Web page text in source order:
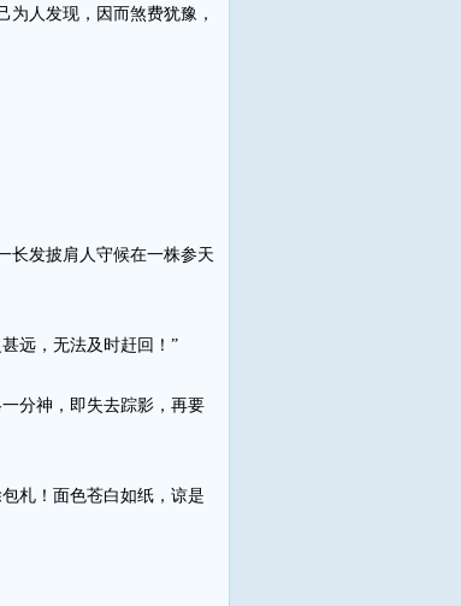
人发现，因而煞费犹豫，
发披肩人守候在一株参天
远，无法及时赶回！”
分神，即失去踪影，再要
札！面色苍白如纸，谅是